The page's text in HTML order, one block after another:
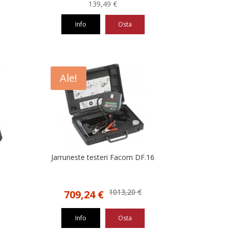
139,49€
Info Osta
Ale!
Jarruneste testeri Facom DF.16
1013,20€
Alkuperäinen
1013,20 €.
709,24€Nykyinen
709,24 €.
Info Osta